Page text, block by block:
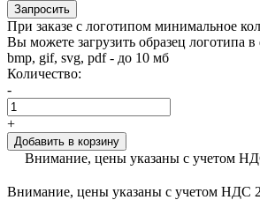
Запросить
При заказе с логотипом минимальное
Вы можете загрузить образец логотипа
bmp, gif, svg, pdf - до 10 мб
Количество:
-
+
Добавить в корзину
Внимание, цены указаны с учетом
Внимание, цены указаны с учетом НДС